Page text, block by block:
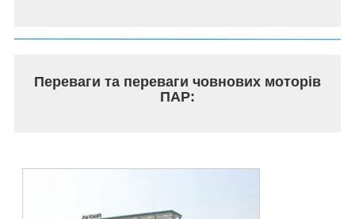
Переваги та переваги човнових моторів
ПАР: